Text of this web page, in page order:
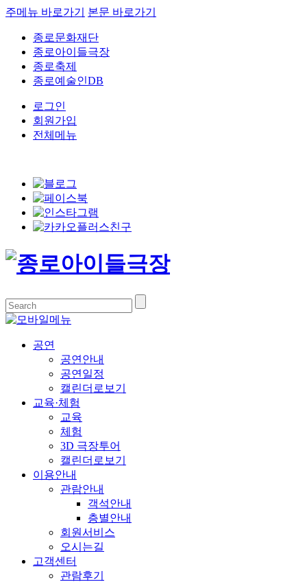
주메뉴 바로가기 본문 바로가기
종로문화재단
종로아이들극장
종로축제
종로예술인DB
로그인
회원가입
전체메뉴
공연
공연안내
공연일정
캘린더로보기
교육·체험
교육
체험
3D 극장투어
캘린더로보기
이용안내
관람안내
객석안내
층별안내
회원서비스
오시는길
고객센터
관람후기